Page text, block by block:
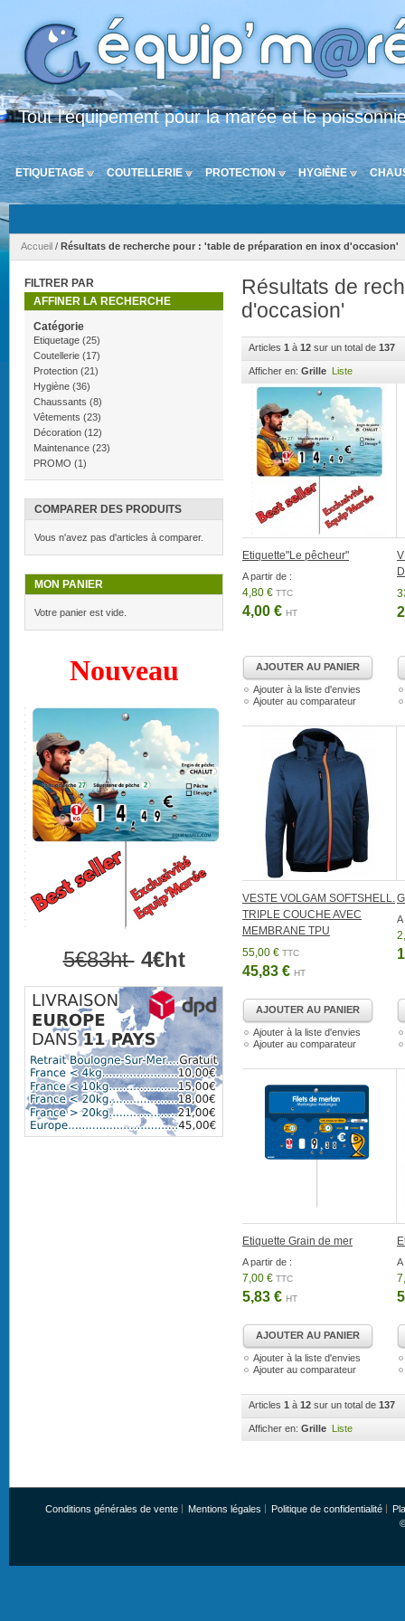
Tout l'équipement pour la marée et le
ETIQUETAGE COUTELLERIE PROTECTION HYGIÈNE
Accueil / Résultats de recherche pour : 'table de préparation en inox d'occasion'
Résultats de
d'occasion'
Articles 1 à 12 sur un total de 137
Afficher en: Grille Liste
Etiquette"Le pêcheur"
A partir de :
4,80 € TTC
4,00 € HT
AJOUTER AU PANIER
Ajouter à la liste d'envies
Ajouter au comparateur
VESTE VOLGAM SOFTSHELL.
TRIPLE COUCHE AVEC
MEMBRANE TPU
55,00 € TTC
45,83 € HT
AJOUTER AU PANIER
Ajouter à la liste d'envies
Ajouter au comparateur
A
Etiquette Grain de mer
A partir de :
7,00 € TTC
5,83 € HT
AJOUTER AU PANIER
Ajouter à la liste d'envies
Ajouter au comparateur
A
Articles 1 à 12 sur un total de 137
Afficher en: Grille Liste
FILTRER PAR
AFFINER LA RECHERCHE
Catégorie
Etiquetage (25)
Coutellerie (17)
Protection (21)
Hygiène (36)
Chaussants (8)
Vêtements (23)
Décoration (12)
Maintenance (23)
PROMO (1)
COMPARER DES PRODUITS
Vous n'avez pas d'articles à comparer.
MON PANIER
Votre panier est vide.
Nouveau
5€83ht4€ht
Conditions générales de vente Mentions légales Politique de confidentialité